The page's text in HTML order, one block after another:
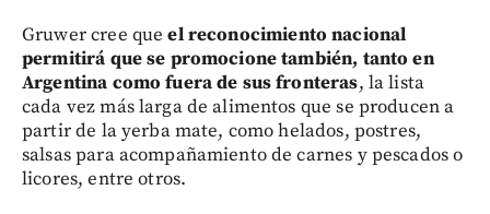
Gruwer cree queel reconocimiento nacional
permitirá que se promocione también, tanto en
Argentina como fuera de sus fronteras, la lista
cada vez más larga de alimentos que se producen a
partir de la yerba mate, como helados, postres,
salsas para acompañamiento de carnes y pescados o
licores, entre otros.